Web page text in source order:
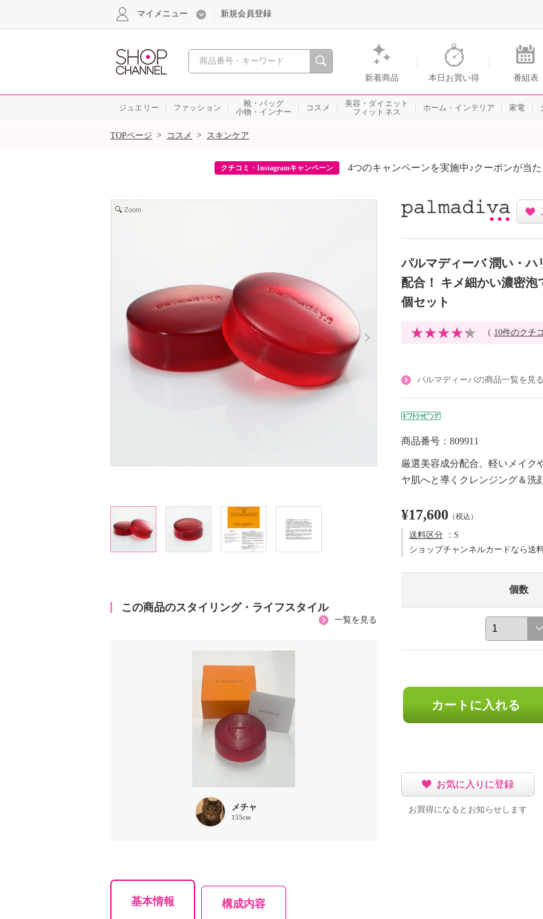
心おどる、瞬間を。通販・テレビショッピングのショップチャンネル
新着商品 本日お買い得 番組表
マイメニュー 新規会員登録
ジュエリー ファッション
靴・バッグ
小物・インナー
コスメ
美容・ダイエット
フィットネス
ホーム・インテリア 家電
SALE
TOPページ > コスメ > スキンケア
クチコミ・Instagramキャンペーン 4つのキャンペーンを実施中♪クーポンが当た
Zoom
この商品のスタイリング・ライフスタイル
一覧を見る
メチャ
155cm
基本情報 構成内容
パルマディーバ 潤い・ハ
配合！ キメ細かい濃密泡
個セット
（ 10件のクチ
パルマディーバの商品一覧を見る
商品番号：809911
厳選美容成分配合。軽いメイク
ヤ肌へと導くクレンジング＆洗
¥17,600 （税込）
送料区分 ：S
ショップチャンネルカードなら送
個数
カートに入れる
お気に入りに登録
お買得になるとお知らせします